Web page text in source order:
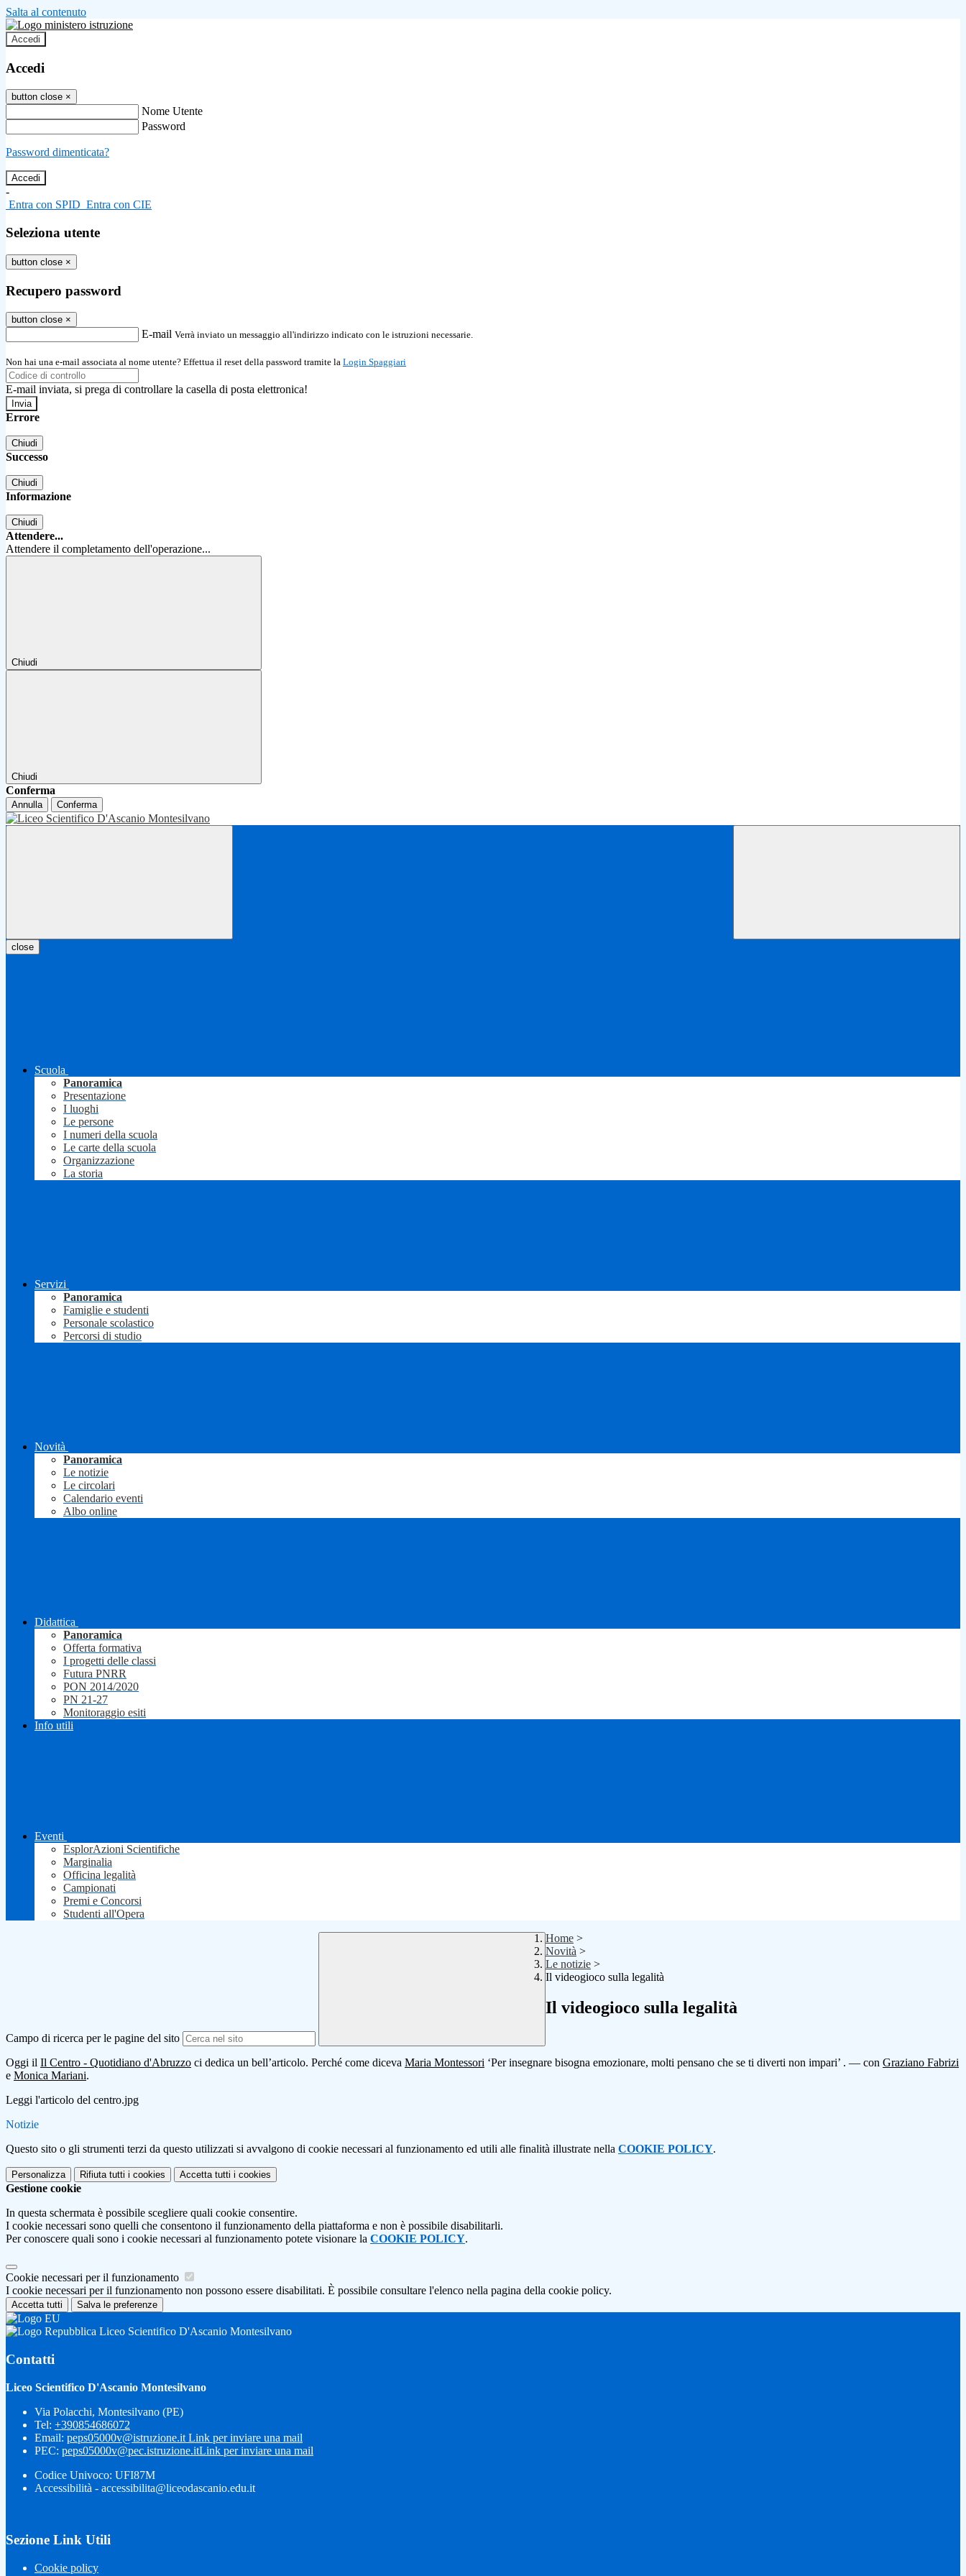
Salta al contenuto
Accedi
Accedi
button close ×
Nome Utente
Password
Password dimenticata?
-
Entra con SPID Entra con CIE
Seleziona utente
button close ×
Recupero password
button close ×
E-mail Verrà inviato un messaggio all'indirizzo indicato con le istruzioni necessarie.
Non hai una e-mail associata al nome utente? Effettua il reset della password tramite la Login Spaggiari
E-mail inviata, si prega di controllare la casella di posta elettronica!
Errore
Chiudi
Successo
Chiudi
Informazione
Chiudi
Attendere...
Attendere il completamento dell'operazione...
Chiudi
Chiudi
Conferma
Annulla Conferma
close
Scuola
Panoramica
Presentazione
I luoghi
Le persone
I numeri della scuola
Le carte della scuola
Organizzazione
La storia
Servizi
Panoramica
Famiglie e studenti
Personale scolastico
Percorsi di studio
Novità
Panoramica
Le notizie
Le circolari
Calendario eventi
Albo online
Didattica
Panoramica
Offerta formativa
I progetti delle classi
Futura PNRR
PON 2014/2020
PN 21-27
Monitoraggio esiti
Info utili
Eventi
EsplorAzioni Scientifiche
Marginalia
Officina legalità
Campionati
Premi e Concorsi
Studenti all'Opera
Campo di ricerca per le pagine del sito
Home >
Novità >
Le notizie >
Il videogioco sulla legalità
Il videogioco sulla legalità
Oggi il Il Centro - Quotidiano d'Abruzzo ci dedica un bell’articolo. Perché come diceva Maria Montessori ‘Per insegnare bisogna emozionare, molti pensano che se ti diverti non impari’ . — con Graziano Fabrizi
e Monica Mariani.
Leggi l'articolo del centro.jpg
Notizie
Questo sito o gli strumenti terzi da questo utilizzati si avvalgono di cookie necessari al funzionamento ed utili alle finalità illustrate nella COOKIE POLICY.
Personalizza Rifiuta tutti i cookies Accetta tutti i cookies
Gestione cookie
In questa schermata è possibile scegliere quali cookie consentire.
I cookie necessari sono quelli che consentono il funzionamento della piattaforma e non è possibile disabilitarli.
Per conoscere quali sono i cookie necessari al funzionamento potete visionare la COOKIE POLICY.
Cookie necessari per il funzionamento
I cookie necessari per il funzionamento non possono essere disabilitati. È possibile consultare l'elenco nella pagina della cookie policy.
Accetta tutti Salva le preferenze
Liceo Scientifico D'Ascanio Montesilvano
Contatti
Liceo Scientifico D'Ascanio Montesilvano
Via Polacchi, Montesilvano (PE)
Tel: +390854686072
Email: peps05000v@istruzione.it Link per inviare una mail
PEC: peps05000v@pec.istruzione.itLink per inviare una mail
Codice Univoco: UFI87M
Accessibilità - accessibilita@liceodascanio.edu.it
Sezione Link Utili
Cookie policy